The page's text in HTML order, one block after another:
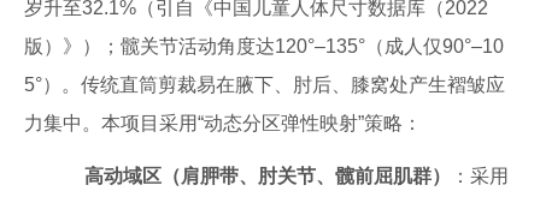
岁升至32.1%（引自《中国儿童人体尺寸数据库（2022
版）》）；髋关节活动角度达120°–135°（成人仅90°–10
5°）。传统直筒剪裁易在腋下、肘后、膝窝处产生褶皱应
力集中。本项目采用“动态分区弹性映射”策略：
高动域区（肩胛带、肘关节、髋前屈肌群）
：采用